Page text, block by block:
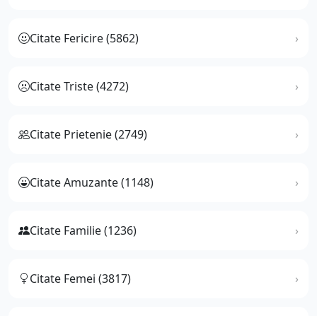
Citate Fericire (5862)
Citate Triste (4272)
Citate Prietenie (2749)
Citate Amuzante (1148)
Citate Familie (1236)
Citate Femei (3817)